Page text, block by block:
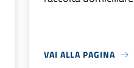
VAI ALLA PAGINA